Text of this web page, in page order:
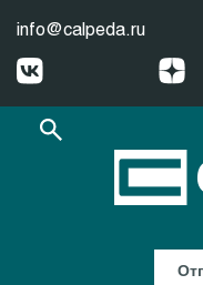
info@calpeda.ru